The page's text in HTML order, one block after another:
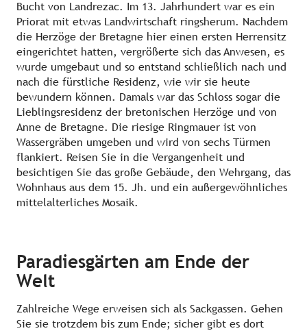
Bucht von Landrezac. Im 13. Jahrhundert war es ein
Priorat mit etwas Landwirtschaft ringsherum. Nachdem
die Herzöge der Bretagne hier einen ersten Herrensitz
eingerichtet hatten, vergrößerte sich das Anwesen, es
wurde umgebaut und so entstand schließlich nach und
nach die fürstliche Residenz, wie wir sie heute
bewundern können. Damals war das Schloss sogar die
Lieblingsresidenz der bretonischen Herzöge und von
Anne de Bretagne. Die riesige Ringmauer ist von
Wassergräben umgeben und wird von sechs Türmen
flankiert. Reisen Sie in die Vergangenheit und
besichtigen Sie das große Gebäude, den Wehrgang, das
Wohnhaus aus dem 15. Jh. und ein außergewöhnliches
mittelalterliches Mosaik.
Paradiesgärten am Ende der
Welt
Zahlreiche Wege erweisen sich als Sackgassen. Gehen
Sie sie trotzdem bis zum Ende; sicher gibt es dort